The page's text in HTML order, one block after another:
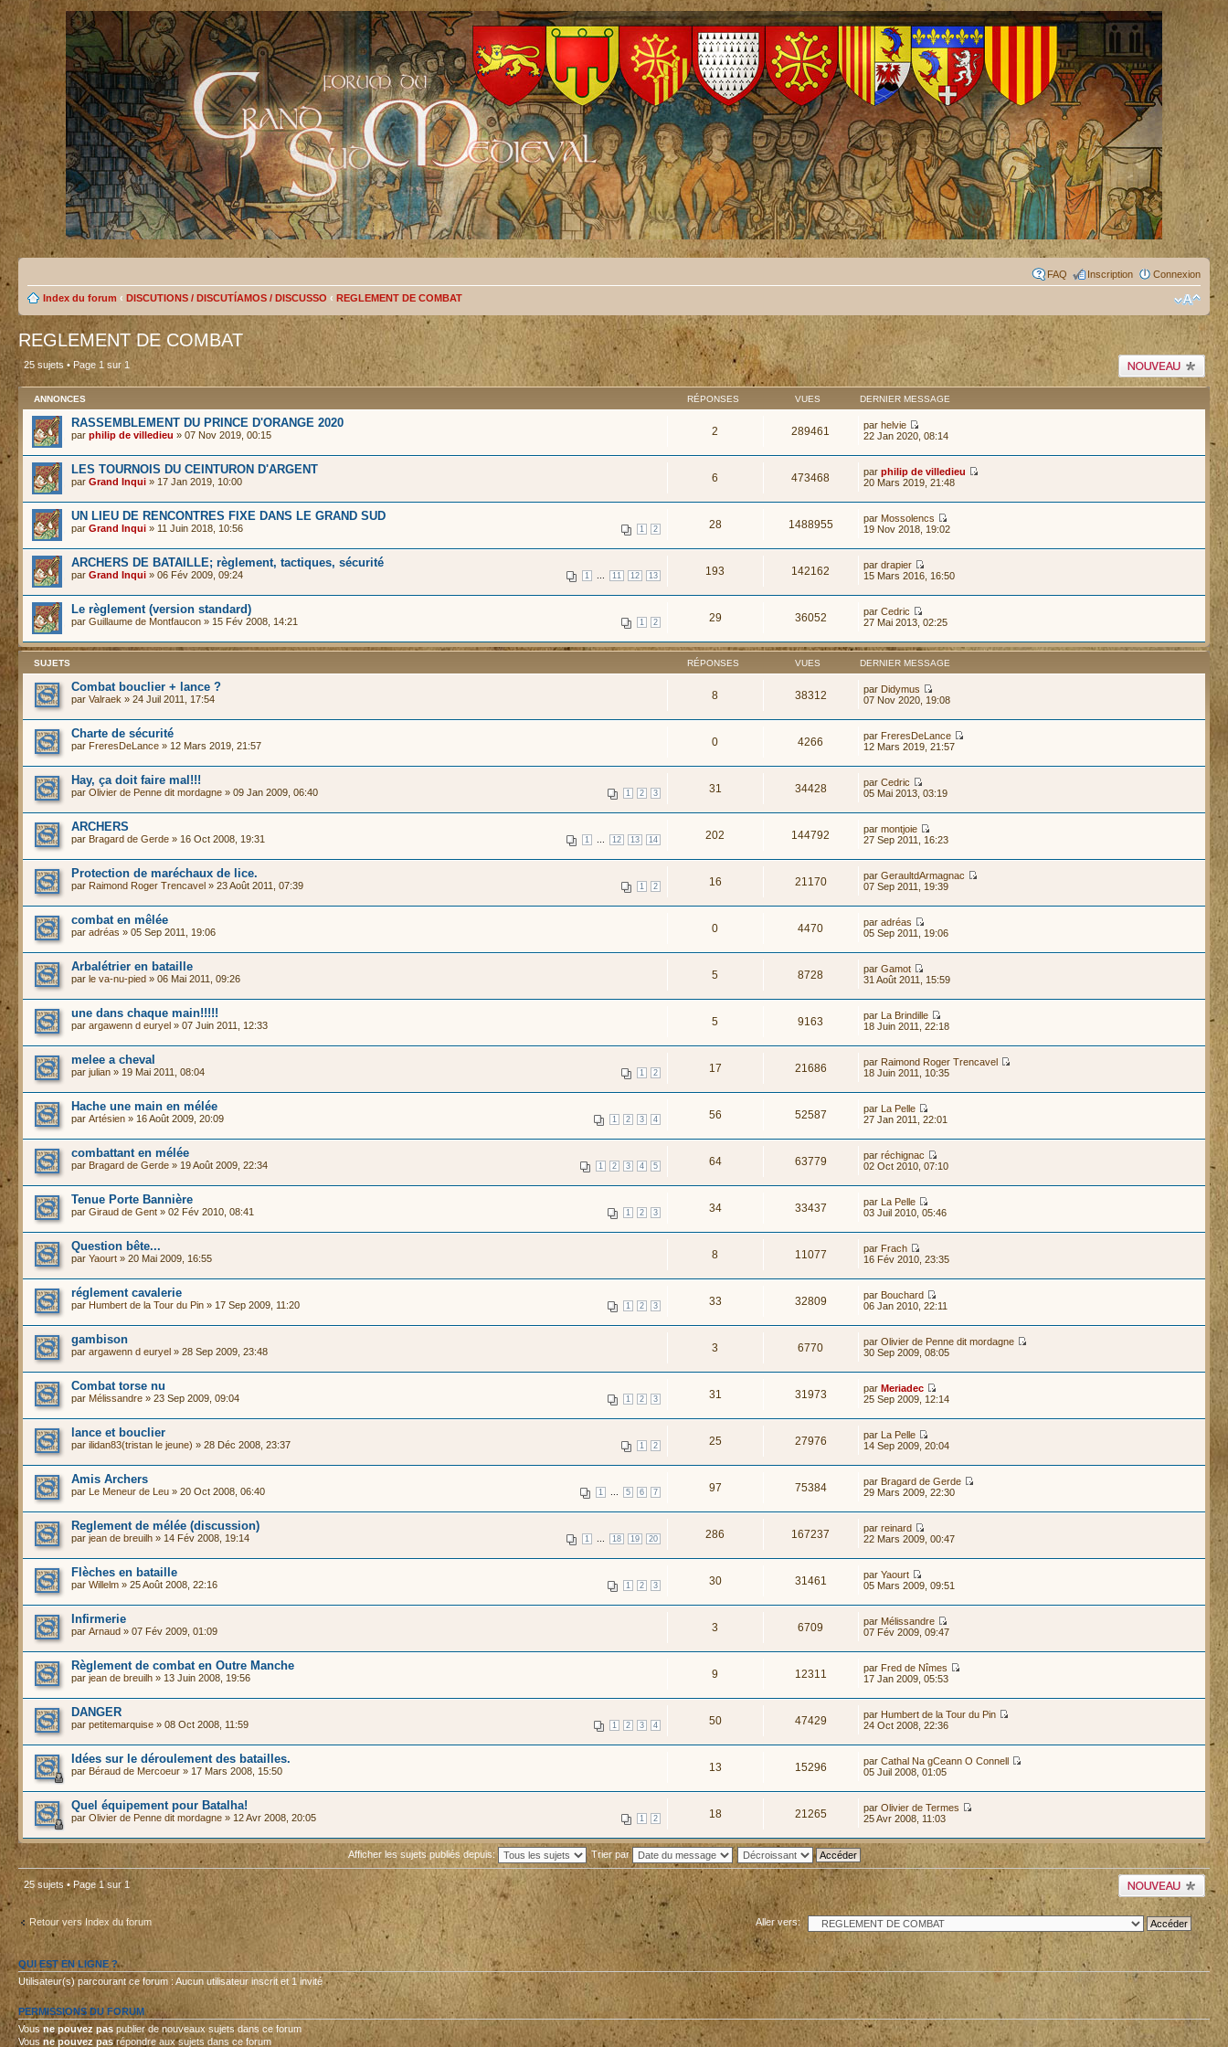
FAQ Inscription Connexion
Index du forum ‹ DISCUTIONS / DISCUTÍAMOS / DISCUSSO ‹ REGLEMENT DE COMBAT
REGLEMENT DE COMBAT
Publier un nouveau
sujet
25 sujets • Page 1 sur 1
ANNONCES RÉPONSES VUES DERNIER MESSAGE
RASSEMBLEMENT DU PRINCE D'ORANGE 2020
par philip de villedieu » 07 Nov 2019, 00:15 2 289461 parhelvie
22 Jan 2020, 08:14
LES TOURNOIS DU CEINTURON D'ARGENT
par Grand Inqui » 17 Jan 2019, 10:00 6 473468 parphilip de villedieu
20 Mars 2019, 21:48
UN LIEU DE RENCONTRES FIXE DANS LE GRAND SUD
1 2
par Grand Inqui » 11 Juin 2018, 10:56 28 1488955 par Mossolencs
19 Nov 2018, 19:02
ARCHERS DE BATAILLE; règlement, tactiques, sécurité
1 11 12 13
par Grand Inqui » 06 Fév 2009, 09:24 193 142162 pardrapier
15 Mars 2016, 16:50
Le règlement (version standard)
1 2
par Guillaume de Montfaucon » 15 Fév 2008, 14:21 29 36052 parCedric
27 Mai 2013, 02:25
SUJETS RÉPONSES VUES DERNIER MESSAGE
Combat bouclier + lance ?
par Valraek » 24 Juil 2011, 17:54 8 38312 par Didymus
07 Nov 2020, 19:08
Charte de sécurité
par FreresDeLance » 12 Mars 2019, 21:57 0 4266 par FreresDeLance
12 Mars 2019, 21:57
Hay, ça doit faire mal!!!
1 2 3
par Olivier de Penne dit mordagne » 09 Jan 2009, 06:40 31 34428 parCedric
05 Mai 2013, 03:19
ARCHERS
1 12 13 14
par Bragard de Gerde » 16 Oct 2008, 19:31 202 144792 parmontjoie
27 Sep 2011, 16:23
Protection de maréchaux de lice.
1 2
par Raimond Roger Trencavel » 23 Août 2011, 07:39 16 21170 parGeraultdArmagnac
07 Sep 2011, 19:39
combat en mêlée
par adréas » 05 Sep 2011, 19:06 0 4470 paradréas
05 Sep 2011, 19:06
Arbalétrier en bataille
par le va-nu-pied » 06 Mai 2011, 09:26 5 8728 parGamot
31 Août 2011, 15:59
une dans chaque main!!!!!
par argawenn d euryel » 07 Juin 2011, 12:33 5 9163 par La Brindille
18 Juin 2011, 22:18
melee a cheval
1 2
par julian » 19 Mai 2011, 08:04 17 21686 par Raimond Roger Trencavel
18 Juin 2011, 10:35
Hache une main en mélée
1 2 3 4
par Artésien » 16 Août 2009, 20:09 56 52587 par La Pelle
27 Jan 2011, 22:01
combattant en mélée
1 2 3 4 5
par Bragard de Gerde » 19 Août 2009, 22:34 64 63779 parréchignac
02 Oct 2010, 07:10
Tenue Porte Bannière
1 2 3
par Giraud de Gent » 02 Fév 2010, 08:41 34 33437 par La Pelle
03 Juil 2010, 05:46
Question bête...
par Yaourt » 20 Mai 2009, 16:55 8 11077 par Frach
16 Fév 2010, 23:35
réglement cavalerie
1 2 3
par Humbert de la Tour du Pin » 17 Sep 2009, 11:20 33 32809 par Bouchard
06 Jan 2010, 22:11
gambison
par argawenn d euryel » 28 Sep 2009, 23:48 3 6770 parOlivier de Penne dit mordagne
30 Sep 2009, 08:05
Combat torse nu
1 2 3
par Mélissandre » 23 Sep 2009, 09:04 31 31973 parMeriadec
25 Sep 2009, 12:14
lance et bouclier
1 2
par ilidan83(tristan le jeune) » 28 Déc 2008, 23:37 25 27976 par La Pelle
14 Sep 2009, 20:04
Amis Archers
1 5 6 7
par Le Meneur de Leu » 20 Oct 2008, 06:40 97 75384 par Bragard de Gerde
29 Mars 2009, 22:30
Reglement de mélée (discussion)
1 18 19 20
par jean de breuilh » 14 Fév 2008, 19:14 286 167237 parreinard
22 Mars 2009, 00:47
Flèches en bataille
1 2 3
par Willelm » 25 Août 2008, 22:16 30 31461 parYaourt
05 Mars 2009, 09:51
Infirmerie
par Arnaud » 07 Fév 2009, 01:09 3 6709 par Mélissandre
07 Fév 2009, 09:47
Règlement de combat en Outre Manche
par jean de breuilh » 13 Juin 2008, 19:56 9 12311 par Fred de Nîmes
17 Jan 2009, 05:53
DANGER
1 2 3 4
par petitemarquise » 08 Oct 2008, 11:59 50 47429 par Humbert de la Tour du Pin
24 Oct 2008, 22:36
Idées sur le déroulement des batailles.
par Béraud de Mercoeur » 17 Mars 2008, 15:50 13 15296 parCathal Na gCeann O Connell
05 Juil 2008, 01:05
Quel équipement pour Batalha!
1 2
par Olivier de Penne dit mordagne » 12 Avr 2008, 20:05 18 21265 parOlivier de Termes
25 Avr 2008, 11:03
Afficher les sujets publiés depuis: Trier par
Publier un nouveau
sujet
25 sujets • Page1sur1
Retour vers Index du forum Aller vers:
QUI EST EN LIGNE ?
Utilisateur(s) parcourant ce forum : Aucun utilisateur inscrit et 1 invité
PERMISSIONS DU FORUM
Vousne pouvez pas publier de nouveaux sujets dans ce forum
Vous ne pouvez pasrépondre aux sujets dans ce forum